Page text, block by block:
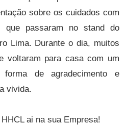
sobre os cuidados com
passaram no stand do
Lima. Durante o dia, muitos
voltaram para casa com um
forma de agradecimento e
vivida.
ai na sua Empresa!